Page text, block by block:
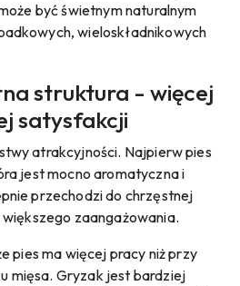
być świetnym naturalnym
wieloskładnikowych
struktura - więcej
satysfakcji
atrakcyjności. Najpierw pies
jest mocno aromatyczna i
przechodzi do chrzęstnej
zaangażowania.
pies ma więcej pracy niż przy
mięsa. Gryzak jest bardziej